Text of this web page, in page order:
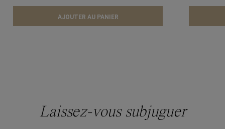
AJOUTER AU PANIER
Laissez-vous subjuguer